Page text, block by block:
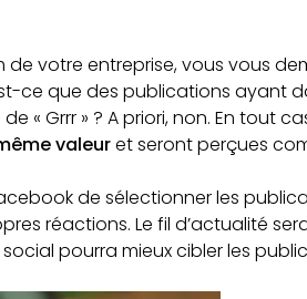
votre entreprise, vous vous
ce que des publications ayant
« Grrr » ? A priori, non. En tout
valeuret seront perçues
de sélectionner les
réactions. Le fil d’actualité
pourra mieux cibler les